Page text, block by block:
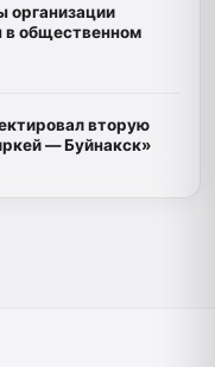
в общественном
вторую
— Буйнакск»